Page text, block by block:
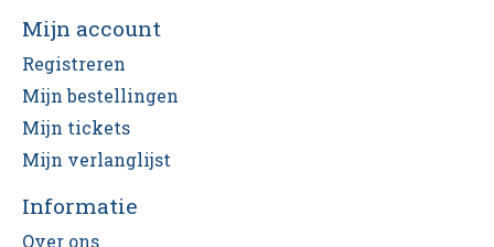
Mijn account
Registreren
Mijn bestellingen
Mijn tickets
Mijn verlanglijst
Informatie
Over ons